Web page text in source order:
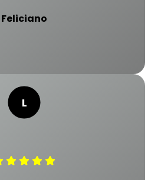
Feliciano